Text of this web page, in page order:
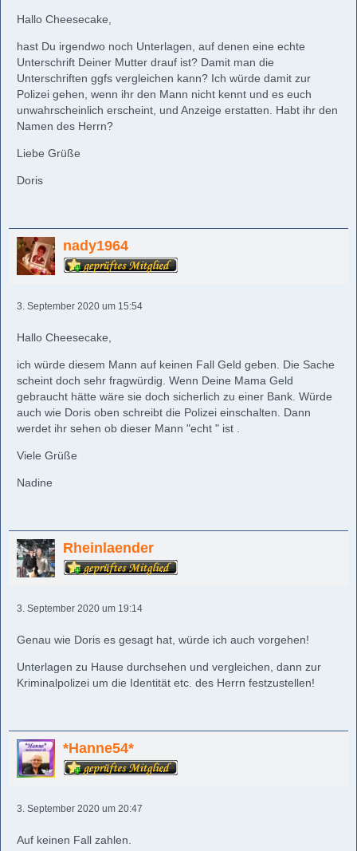
Hallo Cheesecake,
hast Du irgendwo noch Unterlagen, auf denen eine echte
Unterschrift Deiner Mutter drauf ist? Damit man die
Unterschriften ggfs vergleichen kann? Ich würde damit zur
Polizei gehen, wenn ihr den Mann nicht kennt und es euch
unwahrscheinlich erscheint, und Anzeige erstatten. Habt ihr den
Namen des Herrn?
Liebe Grüße
Doris
nady1964
3. September 2020 um 15:54
Hallo Cheesecake,
ich würde diesem Mann auf keinen Fall Geld geben. Die Sache
scheint doch sehr fragwürdig. Wenn Deine Mama Geld
gebraucht hätte wäre sie doch sicherlich zu einer Bank. Würde
auch wie Doris oben schreibt die Polizei einschalten. Dann
werdet ihr sehen ob dieser Mann "echt " ist .
Viele Grüße
Nadine
Rheinlaender
3. September 2020 um 19:14
Genau wie Doris es gesagt hat, würde ich auch vorgehen!
Unterlagen zu Hause durchsehen und vergleichen, dann zur
Kriminalpolizei um die Identität etc. des Herrn festzustellen!
*Hanne54*
3. September 2020 um 20:47
Auf keinen Fall zahlen.